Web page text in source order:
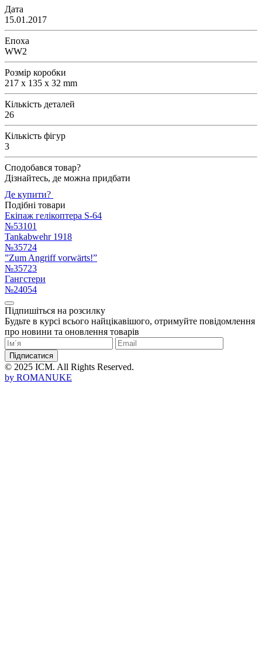
Дата
15.01.2017
Епоха
WW2
Розмір коробки
217 x 135 x 32 mm
Кількість деталей
26
Кількість фігур
3
Сподобався товар?
Дізнайтесь, де можна придбати
Де купити?
Подібні товари
Екіпаж гелікоптера S-64
№53101
Tankabwehr 1918
№35724
”Zum Angriff vorwärts!”
№35723
Гангстери
№24054
Підпишіться на розсилку
Будьте в курсі всього найцікавішого, отримуйте повідомлення
про новини та оновлення товарів
Підписатися
© 2025 ICM. All Rights Reserved.
by ROMANUKE